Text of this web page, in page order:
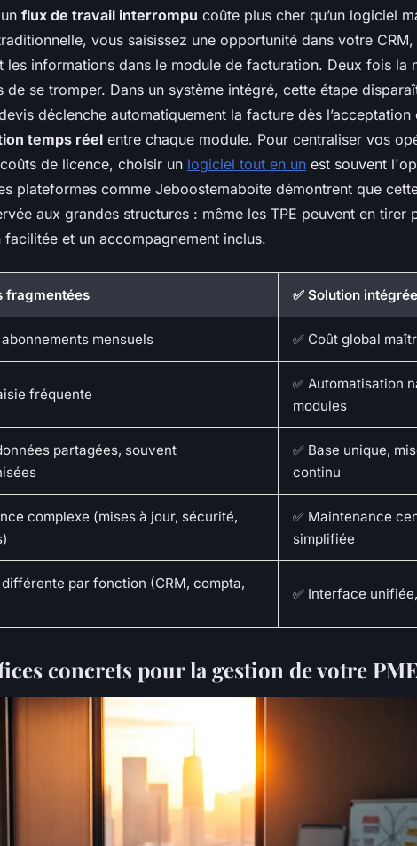
flux de travail interrompu coûte plus cher qu’un logiciel
vous saisissez une opportunité dans votre
les informations dans le module de facturation. Deux fois la
de se tromper. Dans un système intégré, cette étape
déclenche automatiquement la facture dès
temps réel entre chaque module. Pour centraliser vos
de licence, choisir un logiciel tout en un est souvent
plateformes comme Jeboostemaboite démontrent que
aux grandes structures : même les TPE peuvent en tirer
facilitée et un accompagnement inclus.
fragmentées ✅ Solution intégrée
mensuels ✅ Coût global
fréquente
✅ Automatisation
modules
partagées, souvent
✅ Base unique,
continu
complexe (mises à jour, sécurité,
✅ Maintenance
simplifiée
différente par fonction (CRM, compta,
✅ Interface
concrets pour la gestion de votre